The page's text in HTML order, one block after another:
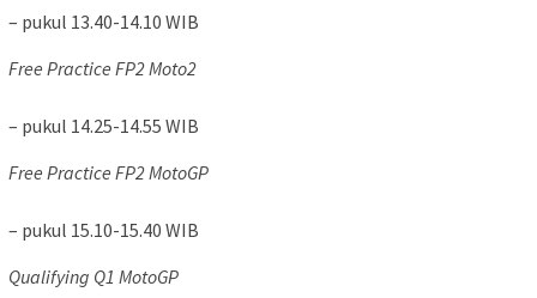
– pukul 13.40-14.10 WIB
Free Practice FP2 Moto2
– pukul 14.25-14.55 WIB
Free Practice FP2 MotoGP
– pukul 15.10-15.40 WIB
Qualifying Q1 MotoGP